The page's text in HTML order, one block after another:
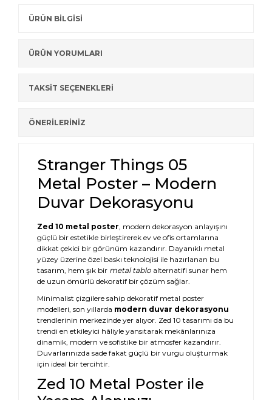
ÜRÜN BİLGİSİ
ÜRÜN YORUMLARI
TAKSİT SEÇENEKLERİ
ÖNERİLERİNİZ
Stranger Things 05
Metal Poster – Modern
Duvar Dekorasyonu
Zed 10 metal poster, modern dekorasyon anlayışını
güçlü bir estetikle birleştirerek ev ve ofis ortamlarına
dikkat çekici bir görünüm kazandırır. Dayanıklı metal
yüzey üzerine özel baskı teknolojisi ile hazırlanan bu
tasarım, hem şık bir metal tablo alternatifi sunar hem
de uzun ömürlü dekoratif bir çözüm sağlar.
Minimalist çizgilere sahip dekoratif metal poster
modelleri, son yıllarda modern duvar dekorasyonu
trendlerinin merkezinde yer alıyor. Zed 10 tasarımı da bu
trendi en etkileyici hâliyle yansıtarak mekânlarınıza
dinamik, modern ve sofistike bir atmosfer kazandırır.
Duvarlarınızda sade fakat güçlü bir vurgu oluşturmak
için ideal bir tercihtir.
Zed 10 Metal Poster ile